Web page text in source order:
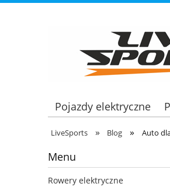
Pojazdy elektryczne
LiveSports » Blog » Auto
Menu
Rowery elektryczne